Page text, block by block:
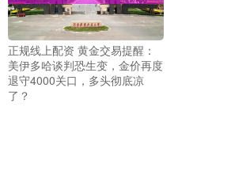
正规线上配资 黄金交易提醒：
美伊多哈谈判恐生变，金价再度
退守4000关口，多头彻底凉
了？